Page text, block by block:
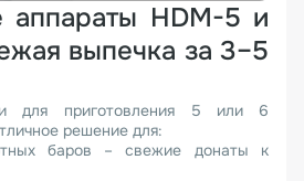
аппараты HDM-5 и
выпечка за 3–5
для приготовления 5 или 6
решение для:
баров – свежие донаты к